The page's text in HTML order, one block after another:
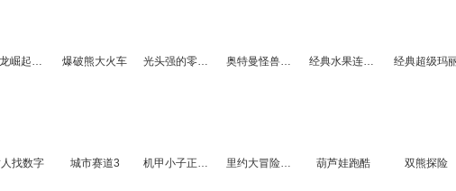
霸王龙崛起无敌版 爆破熊大火车 光头强的零花钱 奥特曼怪兽大战 经典水果连连看 经典超级玛
找数字 城市赛道3 机甲小子正式版 里约大冒险找数字2 葫芦娃跑酷 双熊探险